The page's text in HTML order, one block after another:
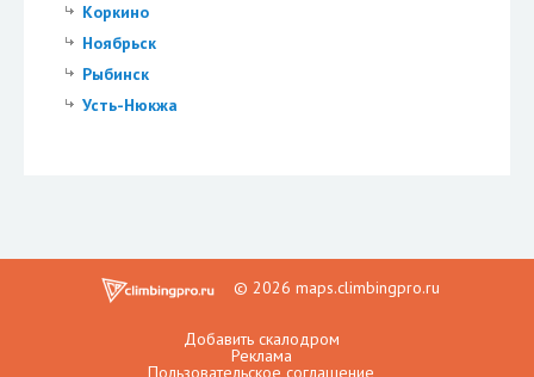
Коркино
Ноябрьск
Рыбинск
Усть-Нюкжа
© 2026 maps.climbingpro.ru
Добавить скалодром
Реклама
Пользовательское соглашение